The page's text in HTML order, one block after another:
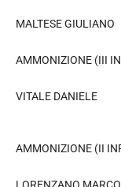
MALTESE
AMMONIZIONE (III
VITALE
AMMONIZIONE (II